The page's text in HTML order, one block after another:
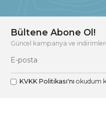
Bültene Abone Ol!
Güncel kampanya ve
KVKK Politikası'nı okudum